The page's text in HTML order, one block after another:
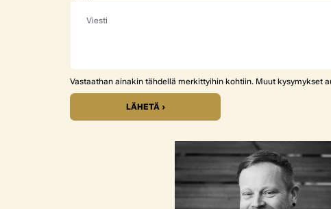
Vastaathan ainakin tähdellä merkittyihin kohtiin. Muut kysymykset
LÄHETÄ ›